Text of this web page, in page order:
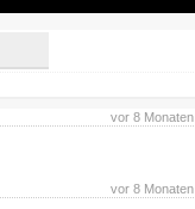
vor 8 Monaten
vor 8 Monaten